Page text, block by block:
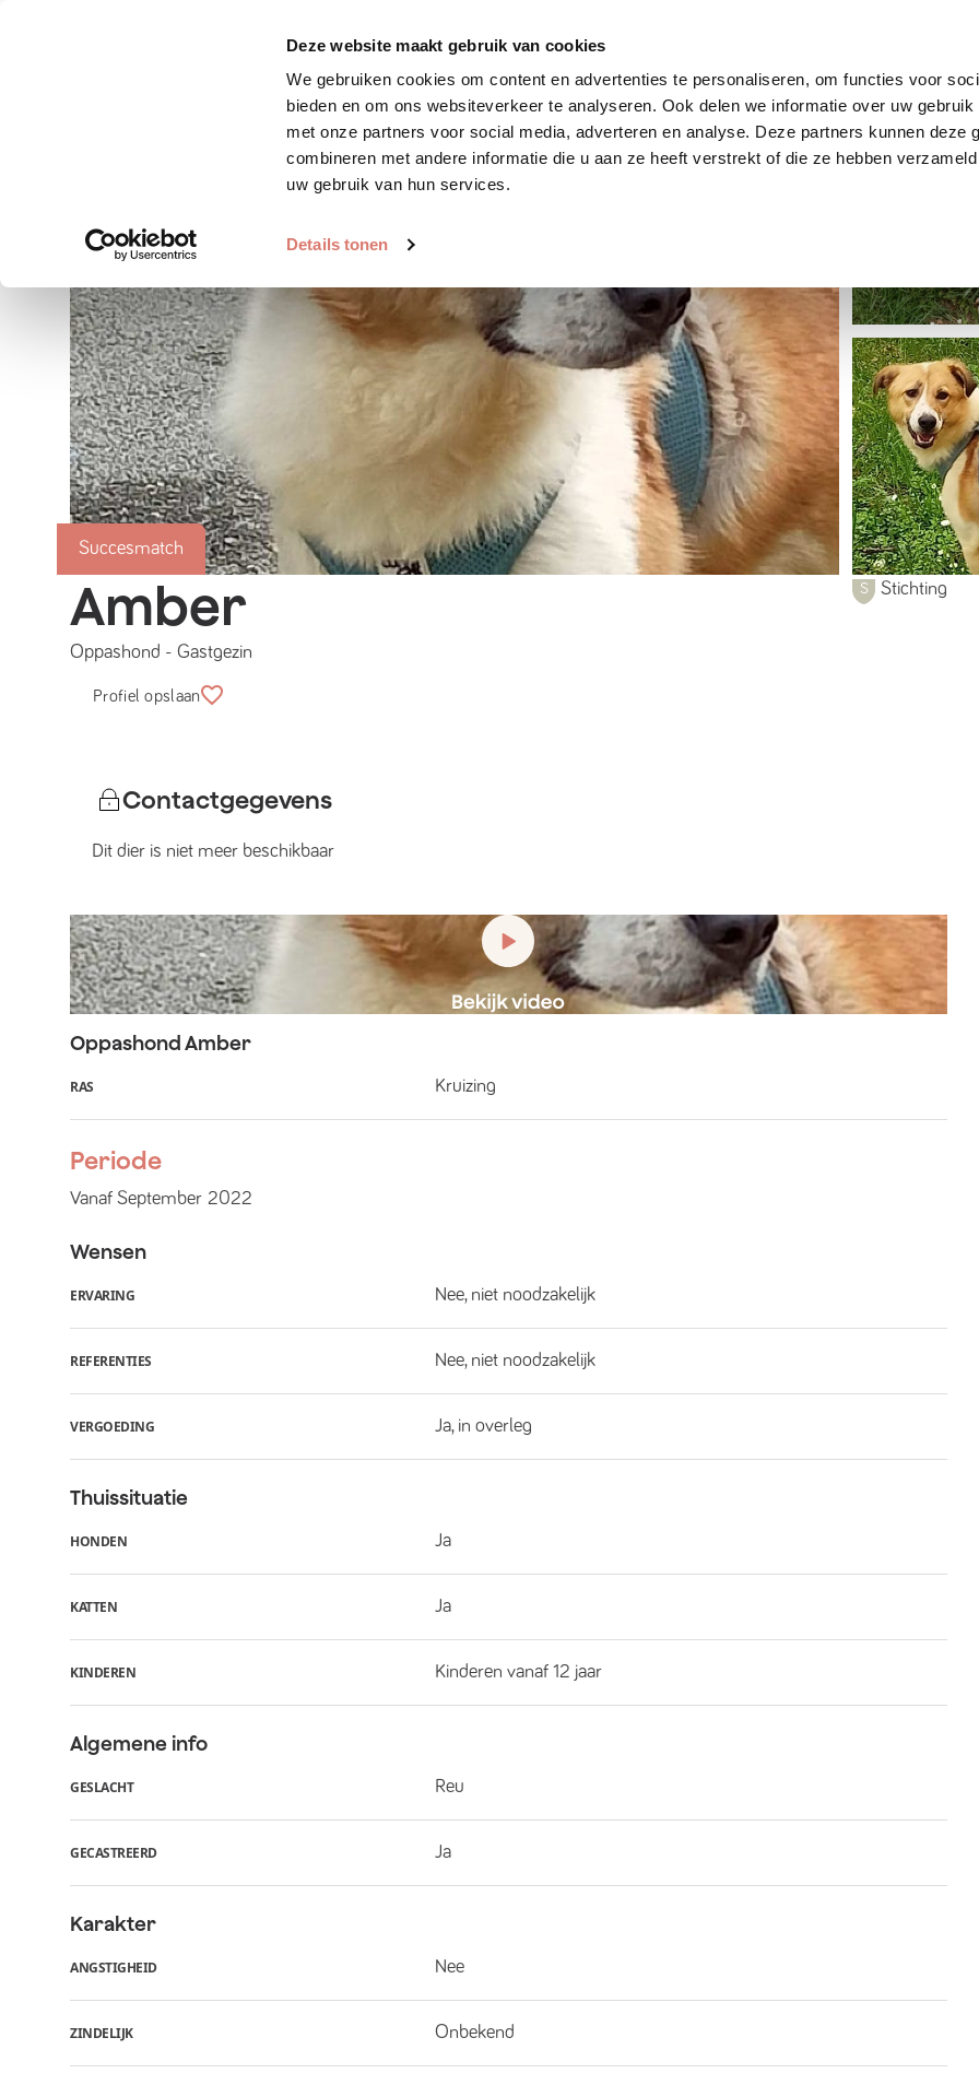
Deze website maakt gebruik van cookies
We gebruiken cookies om content en advertenties te personaliseren, om functies voor
bieden en om ons websiteverkeer te analyseren. Ook delen we informatie over uw
met onze partners voor social media, adverteren en analyse. Deze partners kunnen deze
combineren met andere informatie die u aan ze heeft verstrekt of die ze hebben
uw gebruik van hun services.
Details tonen
Zoek huisdier Plaats huisdier Hoe werkt het?
Succesmatch
Amber
Oppashond - Gastgezin
Stichting
Profiel opslaan
Contactgegevens
Dit dier is niet meer beschikbaar
Oppashond Amber
RAS Kruizing
Periode
Vanaf September 2022
Wensen
ERVARING Nee, niet noodzakelijk
REFERENTIES Nee, niet noodzakelijk
VERGOEDING Ja, in overleg
Thuissituatie
HONDEN Ja
KATTEN Ja
KINDEREN Kinderen vanaf 12 jaar
Algemene info
GESLACHT Reu
GECASTREERD Ja
Karakter
ANGSTIGHEID Nee
ZINDELIJK Onbekend